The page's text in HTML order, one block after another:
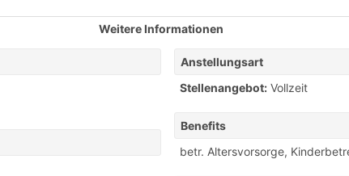
Weitere Informationen
Anstellungsart
Stellenangebot: Vollzeit
Benefits
betr. Altersvorsorge,